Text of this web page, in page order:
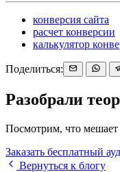
конверсия сайта
расчет конверсии
калькулятор
Поделиться:
Разобрали
Посмотрим, что мешает
Заказать бесплатный
Вернуться к блогу